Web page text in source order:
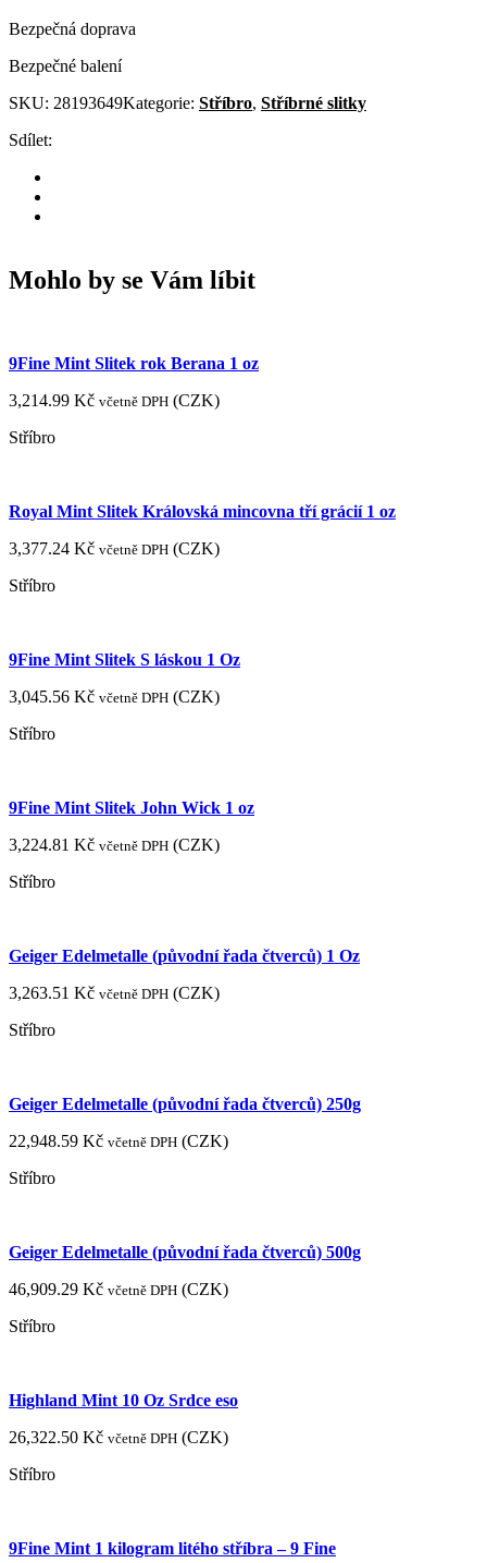
Bezpečná doprava
Bezpečné balení
SKU: 28193649Kategorie: Stříbro, Stříbrné slitky
Sdílet:
Mohlo by se Vám líbit
9Fine Mint Slitek rok Berana 1 oz
3,214.99 Kč včetně DPH (CZK)
Stříbro
Royal Mint Slitek Královská mincovna tří grácií 1 oz
3,377.24 Kč včetně DPH (CZK)
Stříbro
9Fine Mint Slitek S láskou 1 Oz
3,045.56 Kč včetně DPH (CZK)
Stříbro
9Fine Mint Slitek John Wick 1 oz
3,224.81 Kč včetně DPH (CZK)
Stříbro
Geiger Edelmetalle (původní řada čtverců) 1 Oz
3,263.51 Kč včetně DPH (CZK)
Stříbro
Geiger Edelmetalle (původní řada čtverců) 250g
22,948.59 Kč včetně DPH (CZK)
Stříbro
Geiger Edelmetalle (původní řada čtverců) 500g
46,909.29 Kč včetně DPH (CZK)
Stříbro
Highland Mint 10 Oz Srdce eso
26,322.50 Kč včetně DPH (CZK)
Stříbro
9Fine Mint 1 kilogram litého stříbra – 9 Fine